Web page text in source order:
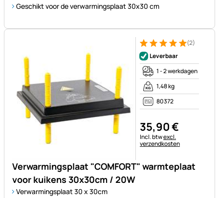
Geschikt voor de verwarmingsplaat 30x30 cm
Verwarmingsplaat "COMFORT" warmteplaat
voor kuikens 30x30cm / 20W
Verwarmingsplaat 30 x 30cm
Beoordeling: 5 van 5 (2
2 Bewertungen
(2)
Leverbaar
1 - 2 werkdagen
1,48 kg
80372
35,90€
Belastinginformatie:
Incl. btwexcl.
verzendkosten